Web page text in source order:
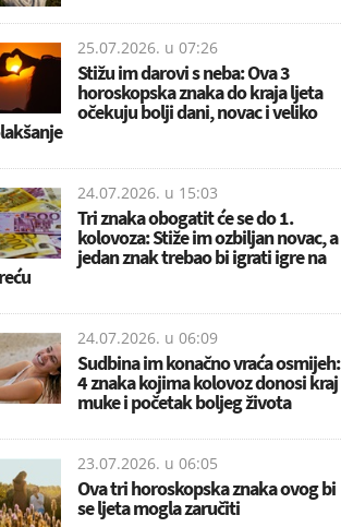
25.07.2026. u 07:26
Stižu im darovi s neba: Ova 3
horoskopska znaka do kraja ljeta
očekuju bolji dani, novac i veliko
24.07.2026. u 15:03
Tri znaka obogatit će se do 1.
kolovoza: Stiže im ozbiljan novac, a
jedan znak trebao bi igrati igre na
24.07.2026. u 06:09
Sudbina im konačno vraća osmijeh:
4 znaka kojima kolovoz donosi kraj
muke i početak boljeg života
23.07.2026. u 06:05
Ova tri horoskopska znaka ovog bi
se ljeta mogla zaručiti